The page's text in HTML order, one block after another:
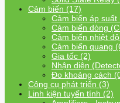
Cảm biến (17)
Cảm biến áp suất
Cảm biến dòng
Cảm biến nhiệt
Cảm biến quang
Gia tốc (2)
Nhận diện
Đo khoảng cách
Công cụ phát triển (3)
Linh kiện tuyến tính (2)